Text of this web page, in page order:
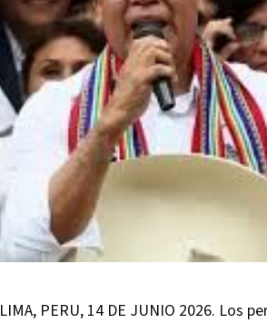
LIMA, PERU, 14 DE JUNIO 2026. Los